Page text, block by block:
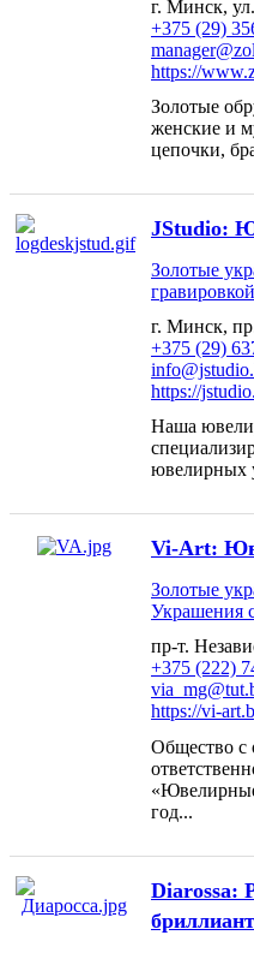
г. Минск,
+375 (29)
https://
Золотые
женские и
цепочки,
JStudio:
Золотые
гравировкой
г. Минск,
+375 (29)
https://
Наша
ювелирных
Vi-Art:
Золотые
Украшения
пр-т.
+375 (222)
https://vi-
Общество с
год...
Diarossa: